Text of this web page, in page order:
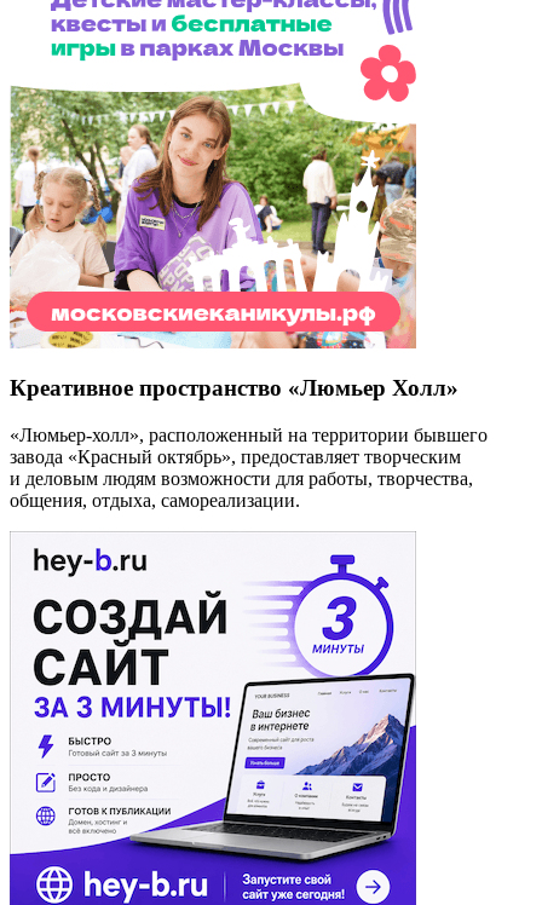
Креативное пространство «Люмьер Холл»
«Люмьер-холл», расположенный на территории бывшего
завода «Красный октябрь», предоставляет творческим
и деловым людям возможности для работы, творчества,
общения, отдыха, самореализации.